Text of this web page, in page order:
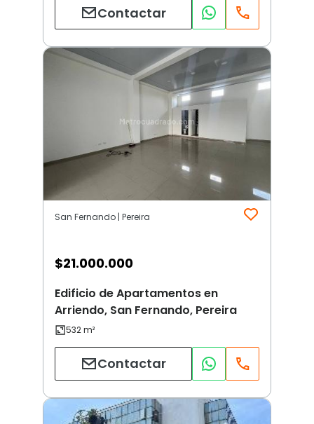
Contactar
San Fernando | Pereira
$21.000.000
Edificio de Apartamentos en
Arriendo, San Fernando, Pereira
Contactar